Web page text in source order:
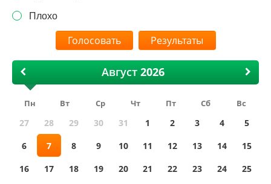
Плохо
Результаты
Август
Пн Вт Ср Чт Пт Сб Вс
27 28 29 30 31 1 2 3 4
5
6
7 8 9 10 11 12 13 14
15
16
17 18 19 20 21 22 23 24
25